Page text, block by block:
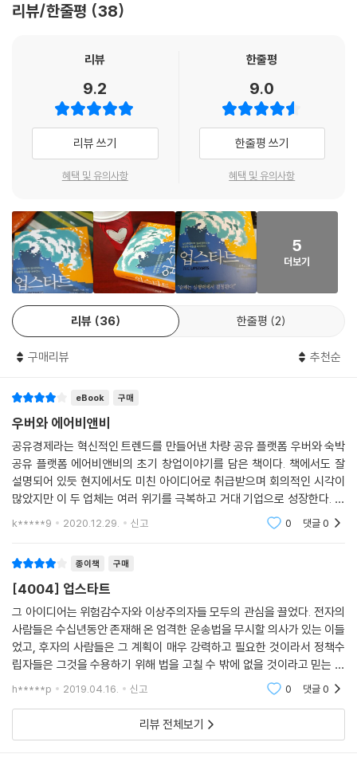
도구들을 다른 것으로 대체했다. 승객이 운전사 등급을 매기고, 손님이 집
활용해 가장 빠른 시간 안에 ‘규모의 경제’를 창출해냈다. 결국 수많은 경쟁
자들 속에서 우버와 에어비앤비가 살아남을 수 있었던 것은 창업자들의 창
의적인 사고방식과 굴하지 않고 도전하는 실행력에 있다고 봐야 한다.
에어비앤비와 우버는 여전히 진화 중이라 그들이 업계에 미칠 장기적인 영
향을 예측하기 힘들다. 그렇게 보면 이 책은 어쩌면 결말이 없는 이야기의
첫 장일지도 모른다. 그럼에도 이 시의적절하고, 현실적이며, 생동감 넘치
공하고 실패하는지에 대한 통찰을 얻고 싶은 독자들이라면 충분히 시간을
브래드 스톤의 이 책은 탐정소설처럼 읽힌다. 에어비앤비와 우버가 혁신과
부와 불안감을 동시에 낳는 무자비한 기계로 성장하고 있는 가운데 그들
단 한 권도 없다. 땀, 스트레스, 순식간에 새로 얻은 부가 주는 엄청난 힘이
여기 모두 들어 있다.
조슈아 쿠퍼 라모 『제7의 감각, 초연결 지능』 저자
저자 브래드 스톤은 최신 인터넷 슈퍼파워 세대가 일으킨 문화적?경제적
대격변을 생생하게 포착해냈다. 그의 책은 우버와 에어비앤비 같은 기업들
이 등장하게 된 경위, 그 과정에서 부침을 겪은 사람들, 그리고 두 회사의
기술이 향후 수십 년 동안 세계에 미칠 영향을 훌륭하게 드러내고 있다.
브래드 스톤은 기술 업계에 혜성처럼 나타나서 전 세계적으로 낡은 사업에
일대 혁신을 일으키고 있는 우버와 에어비앤비 같은 스타트업들을 생생하
고 매력적으로 그려냈다. 그는 실패한 기업뿐만 아니라 대박을 터뜨린 기
업에 대해서도 살펴보고 있다. 그것은 상당이 필요했던 노력이다. 그는 또
한 삶이 혼란에 빠진 사람들은 분명 즐겁게 느낄 수 없는 새로운 기술들이
야기한 광범위한 정책 문제들도 지적한다.
시의적절하고, 현실적이고, 생동감 넘친다! 우버와 에어비앤비의 명암 속
샌프란시스코에는 아무 표시가 없는 검은색 세단을 몰고 다니며 길거리에
하는 식으로 몰래 영업하는 차량들이 있었다. (중략) 이런 운전사들에게
가장 큰 문제는 승객을 태우는 사이사이에 생기는 빈 시간을 채우는 일이
었다. 그들은 보통 호텔 밖에서 무작정 대기했다. 캠프는 이 운전사들의 휴
대폰 번호를 모으기 시작했다. 그는 “한때는 샌프란시스코에서 최고의 검
은색 차를 운전하며 영업 중이던 운전사들의 전화번호 10~15개를 저장해
놓기도 했었죠.”라고 말했다. 그런 다음 그는 이 시스템을 좀 더 잘 이용해
보기로 했다. 그는 차를 이용하기 몇 시간 전에 자신이 선호하는 운전사에
말했다. 또 어느 날 밤에는 이런 차를 한 대 빌려서 저녁 내내 친구들을 태
운 채 몰고 다녔다. 그것은 1,000달러의 돈이 들어간 사치이자, 동 트기 전
도시를 돌아다니며 모든 친구들을 집에 데려다줘야 한다는 점에서 고통스
러운 일이었다. 바로 그때, 제임스 본드 영화 〈카지노 로열〉에 나온 초현대
적 이미지가 개릿 캠프의 머릿속에서 불쑥 떠올랐다.
_ pp.72-73, 2장 즉흥 연주_우버의 초창기
우버의 일원이 돼서 느끼는 흥분과 즐거움이 온몸에서 솟구칩니다. 우버가
미국과 전 세계 모든 주요 도시로 진출하는 모습을 보기 위해서라면 전 어
다 겪는 좌절감이 줄어들 거고 도시 교통의 신뢰성, 효율성, 책임감, 전문
성은 올라갈 겁니다. 우버가 진출한 모든 도시는 사람들이 그것을 이용했
을 때 더 좋은 곳으로 변할 겁니다. 당신이 우버가 진출한 도시에 산다면 그
곳의 교통 세계는 영원히 변할 것이며, 그런 변화가 도래할 때 우버의 진가
가 드러날 겁니다.
_ pp.188-189, 5장 피, 땀 그리고 라면_우버는 어떻게 샌프란시스코를
정복했나
‘10억 달러짜리 아이디어’는 어디서부터 시작되는가,
“모든 위대한 스타트업은 누구의 주요 우선순위에도 들지 못하는 사이드
출발한다. 우리에게 에어베드앤드브렉퍼스트는 임대료를 낼 수 있는 길,
시간을 벌면서 거창한 생각을 할 수 있게 도와주는 길이었다.”
_ 브라이언 체스키
2017년 3월 10억 달러를 신규로 자금 조달하며 기업가치가 310억 달러
앤드브렉퍼스트닷컴Airbedandbreakfast.com’은 ‘0달러’부터 시작한
그야말로 신생이었다.
산업디자인을 전공한 브라이언 체스키Brian Chesky와 조 게비아Joe G
ebbia는 일자리를 구하지 못해 파산상태나 다름없었는데, 2007년 9월 2
2일, 샌프란시스코 세계디자인총회 때문에 호텔의 숙박 예약이 넘치고 숙
박료가 확 오르자 게비아가 체스키에게 자신들의 집에 남는 소파와 아침
식사를 도시를 방문하는 사람들에게 제공해 수입을 올리자는 이메일을 보
냈고, 이 메일 한 통으로 둘은 험난한 스타트업의 첫발을 내딛게 됐다.
서, 자신들의 황당한 생각이 실은 훨씬 더 큰 사업 밑천이 될 수 있다는 사
Michael Seibel을 통해 투자자를 찾아나섰지만 연이어 거절만 당했고,
체스키와 게비아는 가진 돈을 탕진해 빚만 늘어나고 있었다.
그렇게 아무런 진척 없이 시간만 흐르던 중, 마침 대통령 선거 시즌이던 때
라 조식용 시리얼을 만들어 손님들에게 대접하는 아이디어를 살려보기 시
작했다. 그렇게 해서 나온 것이 ‘오바마 오Obama O’ 시리얼이다. 포장상
자 뒷면에는 에어베드앤드브렉퍼스트에 대한 정보와 함께 재미있는 게임
시 다른 창업자들은 시큰둥한 반응을 보였고, 멘토였던 세이벨은 화까지
낼 정도였다.
그런데 놀랍게도, 이 말도 안 되는 전략은 결국 성공한다. 둘은 대선 관련
뉴스가 정점에 이르던 때 가능한 모든 언론사에 시리얼 상자를 보냈고, 화
제성 기삿거리가 될 거라고 느낀 기자들이 연락을 해온 것이다. 어쨌거나
언론에 소개되면서 시리얼 주문이 마구 쏟아졌고, 3일 만에 ‘오바마 오’는
완판되면서 체스키와 게비아는 빚을 청산할 수 있었다.
그렇다고 회사가 즉각적인 성공이나 상당한 부를 얻은 것은 아니었다. 실
제로 그들은 여전히 겨우 적자나 면할 정도의 상태였기 때문에 남은 시리
얼 잔여분을 팔면서 근근이 버텼다. 하지만 이 이야기는 체스키와 게비아
브래드 스톤은 기술 업계에 혜성처럼 나타나서 전 세계적으로 낡은 사업에
고 매력적으로 그려냈다. 그는 실패한 기업뿐만 아니라 대박을 터뜨린 기
한 삶이 혼란에 빠진 사람들은 분명 즐겁게 느낄 수 없는 새로운 기술들이
야기한 광범위한 정책 문제들도 지적한다.
파리드 자카리아 『흔들리는 세계의 축』 저자
시의적절하고, 현실적이고, 생동감 넘친다! 우버와 에어비앤비의 명암 속
투자자들 사이의 절박함, 경쟁사의 현명한 생각 그리고 젊은 리더들의 놀
랍도록 상이한 성격이 복잡하게 뒤얽혀 있다. 풍부한 기술 환경에서 어떤
아이디어와 비즈니스가 성공할 수 있는지 통찰을 얻고 싶은 독자라면 반드
시 읽어야 한다.
아드리안 리앙 「아마존 북 리뷰」
『아마존, 세상의 모든 것을 팝니다』의 저자 스톤은 가장 빠르게 성장하고
우버와 에어비앤비에서 저자는 이상적 비전과 공격적 사업 관행을 통해 각
양의 주제만으로도 관심을 불러일으킬 것이다.
「퍼블리셔스위클리」
실리콘 밸리 천재들의 초창기 활동을 가장 구체적으로 밝힌 책! 흥미로우
면서 잘 빚어낸 이야기다.
레슬리 후크 「파이낸셜 타임스」
무리가 있다는 사실까지 소상히 밝혀준다. 저자는 독자에게 스타트업 기업
이 겪은 격한 감정적 경험을 알려주는 데 성공을 거두었다.
안토니오 가르시아-마르티네스 「워싱턴 포스트」
이 책은 경쟁력 있는 혁신 기업들의 서로 다른 이야기를 잘 엮어냄으로써
풍부한 통찰력을 주는, 읽기 쉬운 이야기이다.
월터 아이작슨 「뉴욕타임스 북 리뷰」
리뷰/한줄평 38
리뷰
9.2
리뷰 쓰기
혜택 및 유의사항
한줄평
9.0
한줄평 쓰기
혜택 및 유의사항
5
더보기
리뷰 36 한줄평 2
구매리뷰 추천순
eBook 구매
우버와 에어비앤비
공유경제라는 혁신적인 트렌드를 만들어낸 차량 공유 플랫폼 우버와 숙박
공유 플랫폼 에어비앤비의 초기 창업이야기를 담은 책이다. 책에서도 잘
설명되어 있듯 현지에서도 미친 아이디어로 취급받으며 회의적인 시각이
많았지만 이 두 업체는 여러 위기를 극복하고 거대 기업으로 성장한다. 하
지만 코로나 팬데믹으로 비대면과 거리두기 문화가 퍼지며 한때 실리콘밸
k*****9 2020.12.29. 신고 0 댓글0
종이책 구매
[4004] 업스타트
그 아이디어는 위험감수자와 이상주의자들 모두의 관심을 끌었다. 전자의
사람들은 수십년동안 존재해 온 엄격한 운송법을 무시할 의사가 있는 이들
었고, 후자의 사람들은 그 계획이 매우 강력하고 필요한 것이라서 정책수
립자들은 그것을 수용하기 위해 법을 고칠 수 밖에 없을 것이라고 믿는 이
들이었다.대한민국이나 미국이나 단기간의 엄청난 성공을 하기 위해선 사
람을 갈아넣고, 인
h*****p 2019.04.16. 신고 0 댓글0
리뷰 전체보기